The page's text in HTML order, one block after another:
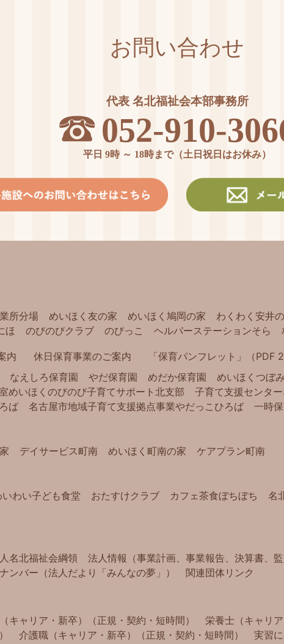
お問い合わせ
代表 名北福祉会本部事務所
052-910-
平日 9時 ～ 18時まで（土日祝日はお休み）
所分場 めいほく友の家 めいほく鳩岡の家 わくわく安井
ほ のびのびクラブ のびっこ ヘルパーステーションそら
内 休日保育事業のご案内
「保育パンフレット」（PDF
なえしろ保育園 やだ保育園 めだか保育園 めいほくつぼ
めいほく のびのび子育てサポート北支部 子育て支援センタ
ば 名古屋市地域子育て支援拠点事業やだっこひろば 一時
デイサービス町南 めいほく町南の家 ケアプラン町南
いわい子ども食堂 おたすけクラブ カフェ茶食ぼちぼち 名
名北福祉会綱領 法人情報（事業計画、事業報告、決算書、監
ンバー（法人だより「みんなの夢」） 関連団体リンク
キャリア・新卒）（正規・契約・短時間） 栄養士（キャリア
介護職（キャリア・新卒）（正規・契約・短時間）
実習